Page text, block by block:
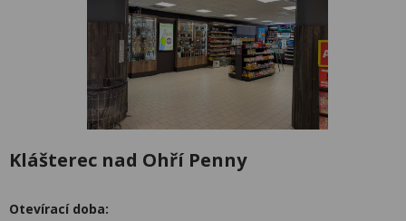
Klášterec nad Ohří Penny
Otevírací doba: